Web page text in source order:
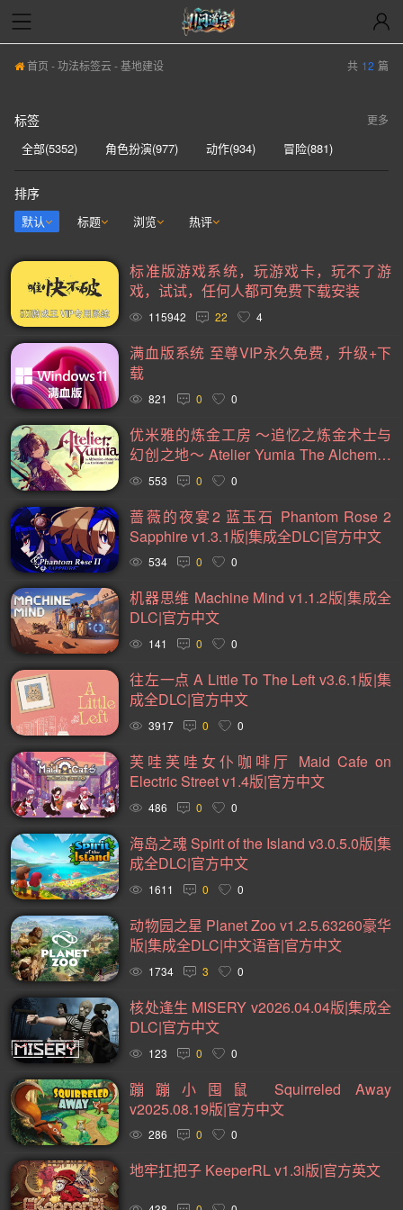
首页 -功法标签云- 基地建设 共 12 篇
标签
全部(5352) 角色扮演(977) 动作(934)
冒险(881)
开放世界(529)
休闲(526) 策略(521)
奇幻(371)
射击(365) 合作(349)
3D(347)
沙盒(339)
女性主角(332) 解谜(329)
恐怖(304)
独立(299) 科幻(296)
模拟经营(282)
暴力(277)
氛围(276)
2D(242)
可爱(233) 轻度 Rogue(223)
即时战略(215)
动作(204) 管理(197)
砍杀(195)
太空(193)
血腥(183) 冒险(177)
街机(175)
驾驶(169)
选择取向(161)
视觉小说(156)
类魂系列(155)
横向滚屏(154)
卡通风格(154) 回合制(151)
第三人称(147)
益智休闲(132)
体育运动(130)
僵尸(129)
枪战射击(128) 赛车竞速(124)
策略(121)
彩色(119)
类 Rogue(114)
时空旅行(114)
悬疑(113)
第三人称视角(111)
第一人称视角(106)
模拟(104)
像素图形(104) 困难(104)
指向点击(104)
二维(103)
角色自定义(101)
黑暗(98)
复古(95)
卡通(93)
动作类 Rogue(93)
动作角色扮演(88)
卡牌(86)
类银河战士恶魔城(81)
放松(78)
心理恐怖(77)
后末日(76) 经典(74)
第一人称射击(74)
战术(73)
塔防(72) 战争(71) 潜行(70)
二战(69)
黑暗奇幻(66)
第三人称射击(65)
生存恐怖(59)
弹幕射击(57)
策略战棋(57)
城市营造(56)
多结局(55) 在线合作(54)
经济(53)
竞速(52)
日系角色扮演(52)
互动小说(51)
策略战争(50)
回合战略(49)
资源管理(49)
更多
排序
默认 标题 浏览 热评
标准版游戏系统，玩游戏卡，玩不了游
戏，试试，任何人都可免费下载安装
115942 22 4
满血版系统 至尊VIP永久免费，升级+下
载
821 0 0
优米雅的炼金工房 ～追忆之炼金术士与
幻创之地～ Atelier Yumia The Alchemist
of Memories and The Envisioned Land
v1.0.7.0版|集成全DLC|官方中文
553 0 0
蔷薇的夜宴2 蓝玉石 Phantom Rose 2
Sapphire v1.3.1版|集成全DLC|官方中文
534 0 0
机器思维 Machine Mind v1.1.2版|集成全
DLC|官方中文
141 0 0
往左一点 A Little To The Left v3.6.1版|集
成全DLC|官方中文
3917 0 0
芙哇芙哇女仆咖啡厅 Maid Cafe on
Electric Street v1.4版|官方中文
486 0 0
海岛之魂 Spirit of the Island v3.0.5.0版|集
成全DLC|官方中文
1611 0 0
动物园之星 Planet Zoo v1.2.5.63260豪华
版|集成全DLC|中文语音|官方中文
1734 3 0
核处逢生 MISERY v2026.04.04版|集成全
DLC|官方中文
123 0 0
蹦蹦小囤鼠 Squirreled Away
v2025.08.19版|官方中文
286 0 0
地牢扛把子 KeeperRL v1.3i版|官方英文